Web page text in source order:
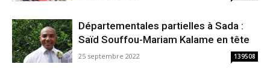
Départementales partielles à Sada :
Saïd Souffou-Mariam Kalame en tête
25 septembre 2022 139508